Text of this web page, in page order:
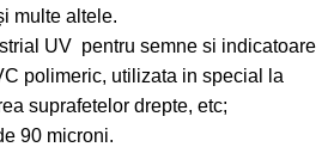
sticlă, lemn și multe altele.
exterior, pentru decorarea suprafetelor drepte, etc;
microni.